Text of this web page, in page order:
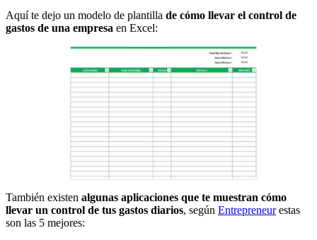
Aquí te dejo un modelo de plantilla de cómo llevar el control de
gastos de una empresa en Excel:
También existen algunas aplicaciones que te muestran cómo
llevar un control de tus gastos diarios, según Entrepreneurestas
son las 5 mejores: